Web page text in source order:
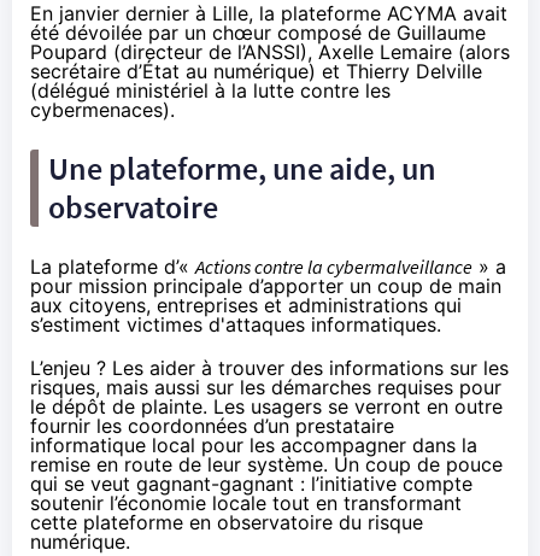
En janvier dernier à Lille, la plateforme ACYMA avait
été dévoilée par un chœur composé de Guillaume
Poupard (directeur de l’ANSSI), Axelle Lemaire (alors
secrétaire d’État au numérique) et Thierry Delville
(délégué ministériel à la lutte contre les
cybermenaces).
Une plateforme, une aide, un
observatoire
La plateforme d’«Actions contre la cybermalveillance » a
pour mission principale d’apporter un coup de main
aux citoyens, entreprises et administrations qui
s’estiment victimes d'attaques informatiques.
L’enjeu ? Les aider à trouver des informations sur les
risques, mais aussi sur les démarches requises pour
le dépôt de plainte. Les usagers se verront en outre
fournir les coordonnées d’un prestataire
informatique local pour les accompagner dans la
remise en route de leur système. Un coup de pouce
qui se veut gagnant-gagnant : l’initiative compte
soutenir l’économie locale tout en transformant
cette plateforme en observatoire du risque
numérique.